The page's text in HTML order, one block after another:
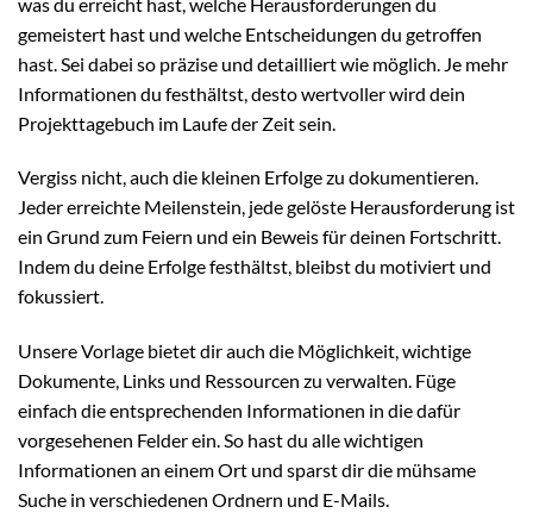
gemeistert hast und welche Entscheidungen du getroffen
hast. Sei dabei so präzise und detailliert wie möglich. Je mehr
Informationen du festhältst, desto wertvoller wird dein
Projekttagebuch im Laufe der Zeit sein.
Vergiss nicht, auch die kleinen Erfolge zu dokumentieren.
Jeder erreichte Meilenstein, jede gelöste Herausforderung ist
ein Grund zum Feiern und ein Beweis für deinen Fortschritt.
Indem du deine Erfolge festhältst, bleibst du motiviert und
fokussiert.
Unsere Vorlage bietet dir auch die Möglichkeit, wichtige
Dokumente, Links und Ressourcen zu verwalten. Füge
einfach die entsprechenden Informationen in die dafür
vorgesehenen Felder ein. So hast du alle wichtigen
Informationen an einem Ort und sparst dir die mühsame
Suche in verschiedenen Ordnern und E-Mails.